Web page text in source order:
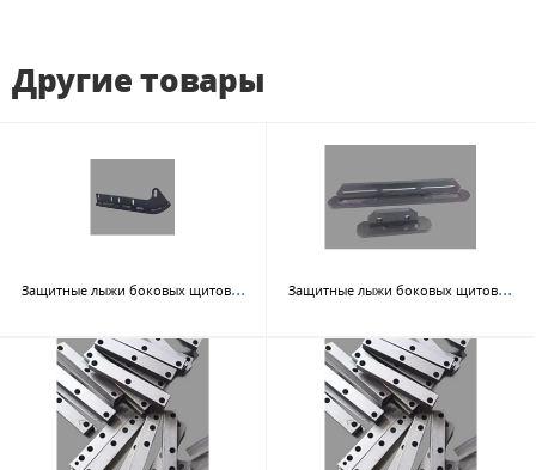
Другие товары
Защ
итные лыжи боковых щитов, передние Защ
итные лыжи боковых щитов, задние